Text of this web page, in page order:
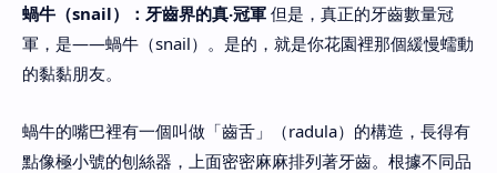
蝸牛（snail）：牙齒界的真‧冠軍 但是，真正的牙齒數量冠
軍，是——蝸牛（snail）。是的，就是你花園裡那個緩慢蠕動
的黏黏朋友。
蝸牛的嘴巴裡有一個叫做「齒舌」（radula）的構造，長得有
點像極小號的刨絲器，上面密密麻麻排列著牙齒。根據不同品